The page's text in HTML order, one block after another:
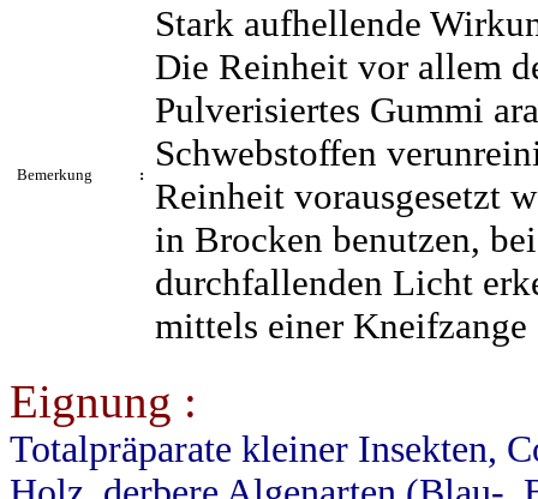
Bemerkung :
Stark aufhellende
Die Reinheit vor allem
Pulverisiertes Gummi
Schwebstoffen
Reinheit vorausgesetzt
in Brocken benutzen,
durchfallenden Licht
mittels einer
Eignung :
Totalpräparate kleiner Insekten,